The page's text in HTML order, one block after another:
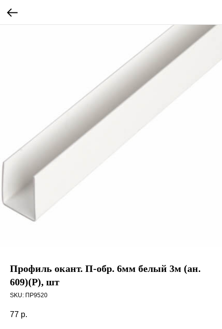
Профиль окант. П-обр. 6мм белый 3м (ан.
609)(Р), шт
SKU: ПР9520
77 р.